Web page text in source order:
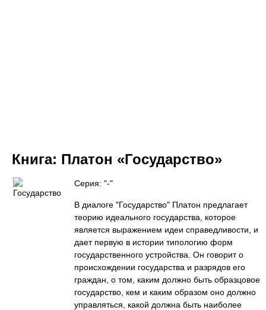
Книга: Платон «Государство»
Серия: "-"
В диалоге "Государство" Платон предлагает
теорию идеального государства, которое
является выражением идеи справедливости, и
дает первую в истории типологию форм
государственного устройства. Он говорит о
происхождении государства и разрядов его
граждан, о том, каким должно быть образцовое
государство, кем и каким образом оно должно
управляться, какой должна быть наиболее